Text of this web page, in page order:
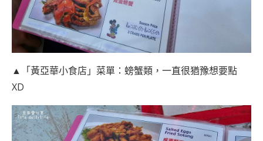
▲「黃亞華小食店」菜單：螃蟹類，一直很猶豫想要點
XD